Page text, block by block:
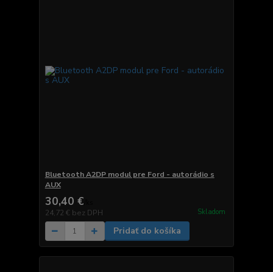
Bluetooth A2DP modul pre Ford - autorádio s
AUX
30,40 €
24,72 € bez DPH Skladom
Pridať do košíka